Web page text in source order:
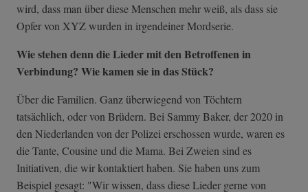
wird, dass man über diese Menschen mehr weiß, als dass sie
Opfer von XYZ wurden in irgendeiner Mordserie.
Wie stehen denn die Lieder mit den Betroffenen in
Verbindung? Wie kamen sie in das Stück?
Über die Familien. Ganz überwiegend von Töchtern
tatsächlich, oder von Brüdern. Bei Sammy Baker, der 2020 in
den Niederlanden von der Polizei erschossen wurde, waren es
die Tante, Cousine und die Mama. Bei Zweien sind es
Initiativen, die wir kontaktiert haben. Sie haben uns zum
Beispiel gesagt: "Wir wissen, dass diese Lieder gerne von